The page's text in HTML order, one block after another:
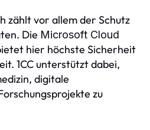
zählt vor allem der Schutz
Die Microsoft Cloud
hier höchste Sicherheit
1CC unterstützt dabei,
digitale
zu